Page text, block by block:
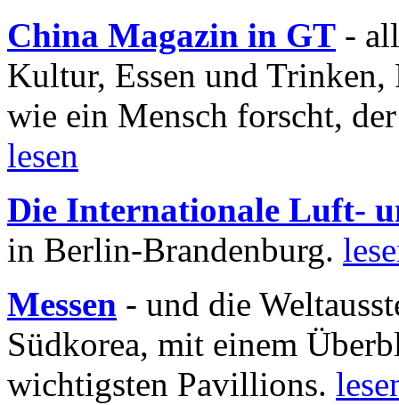
China Magazin in GT -
Kultur, Essen und
wie ein Mensch forscht,
lesen
Die Internationale Luft-
in Berlin-Brandenburg.
Messen - und die
Südkorea, mit einem
wichtigsten Pavillions.